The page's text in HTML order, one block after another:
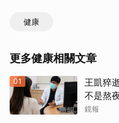
健康
更多健康相關文章
01
王凱猝
不是熬
鏡報